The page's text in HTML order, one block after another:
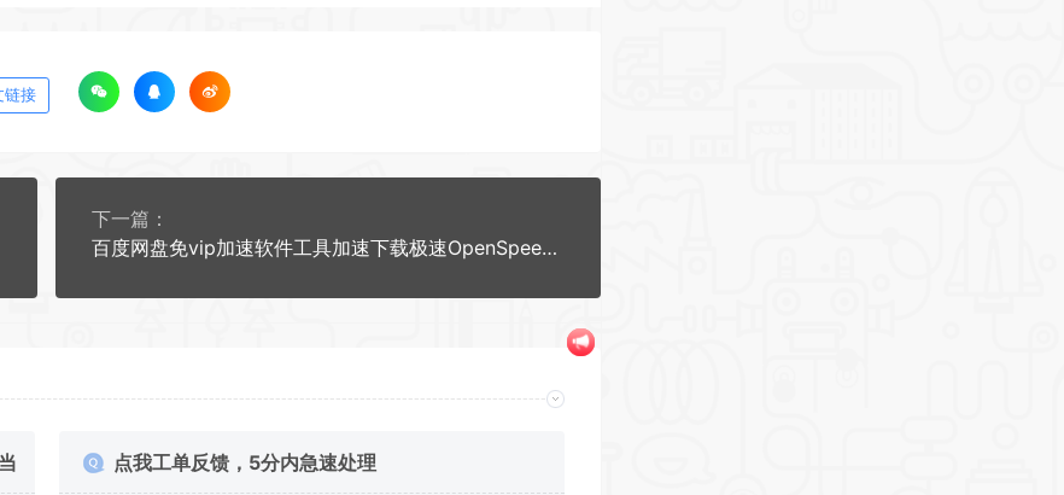
链接
下一篇：
百度网盘免vip加速软件工具加速下载极速OpenSpeedy下载
点我工单反馈，5分内急速处理